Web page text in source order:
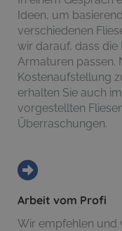
Ideen, um
verschiedenen
wir darauf, dass die
Armaturen passen.
Kostenaufstellung
erhalten Sie auch
vorgestellten
Überraschungen.
Arbeit vom Profi
Wir empfehlen und